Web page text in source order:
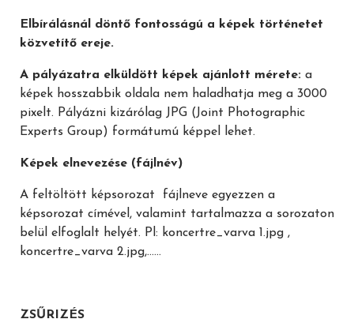
Elbírálásnál döntő fontosságú a képek történetet
közvetítő ereje.
A pályázatra elküldött képek ajánlott mérete: a
képek hosszabbik oldala nem haladhatja meg a 3000
pixelt. Pályázni kizárólag JPG (Joint Photographic
Experts Group) formátumú képpel lehet.
Képek elnevezése (fájlnév)
A feltöltött képsorozat fájlneve egyezzen a
képsorozat címével, valamint tartalmazza a sorozaton
belül elfoglalt helyét. Pl: koncertre_varva 1.jpg ,
koncertre_varva 2.jpg,……
ZSŰRIZÉS